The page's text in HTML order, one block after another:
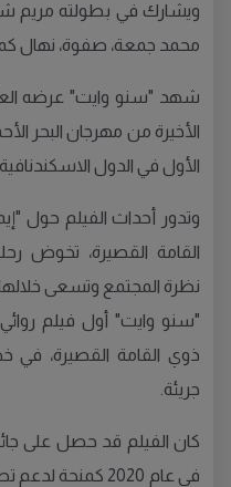
ويشارك في بطولته مريم
محمد جمعة، صفوة، نهال
شهد "سنو وايت" عرضه
الأخيرة من مهرجان البحر
الأول في الدول
وتدور أحداث الفيلم حول
القامة القصيرة، تخوض
نظرة المجتمع وتسعى خلالها
"سنو وايت" أول فيلم
ذوي القامة القصيرة، في
جريئة.
كان الفيلم قد حصل على
في عام 2020 كمنحة